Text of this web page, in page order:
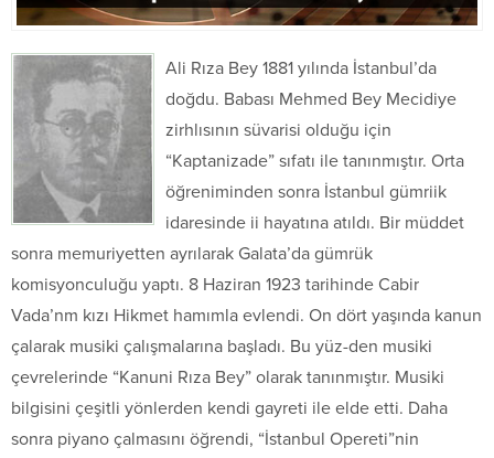
Ali Rıza Bey 1881 yılında İstanbul’da
doğdu. Babası Mehmed Bey Mecidiye
zirhlısının süvarisi olduğu için
“Kaptanizade” sıfatı ile tanınmıştır. Orta
öğreniminden sonra İstanbul gümriik
idaresinde ii hayatına atıldı. Bir müddet
sonra memuriyetten ayrılarak Galata’da gümrük
komisyonculuğu yaptı. 8 Haziran 1923 tarihinde Cabir
Vada’nm kızı Hikmet hamımla evlendi. On dört yaşında kanun
çalarak musiki çalışmalarına başladı. Bu yüz-den musiki
çevrelerinde “Kanuni Rıza Bey” olarak tanınmıştır. Musiki
bilgisini çeşitli yönlerden kendi gayreti ile elde etti. Daha
sonra piyano çalmasını öğrendi, “İstanbul Opereti”nin